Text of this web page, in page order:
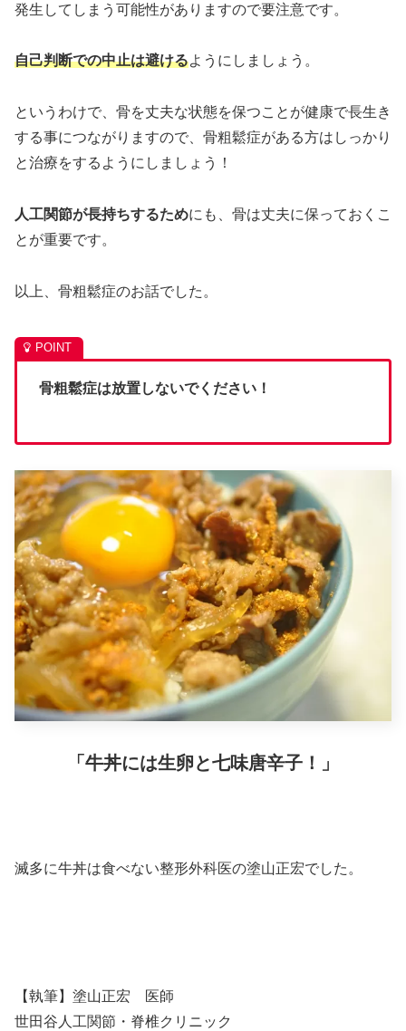
発生してしまう可能性がありますので要注意です。
自己判断での中止は避けるようにしましょう。
というわけで、骨を丈夫な状態を保つことが健康で長生き
する事につながりますので、骨粗鬆症がある方はしっかり
と治療をするようにしましょう！
人工関節が長持ちするためにも、骨は丈夫に保っておくこ
とが重要です。
以上、骨粗鬆症のお話でした。
骨粗鬆症は放置しないでください！
「牛丼には生卵と七味唐辛子！」
滅多に牛丼は食べない整形外科医の塗山正宏でした。
【執筆】塗山正宏 医師
世田谷人工関節・脊椎クリニック